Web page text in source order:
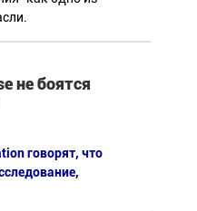
не боятся
говорят, что